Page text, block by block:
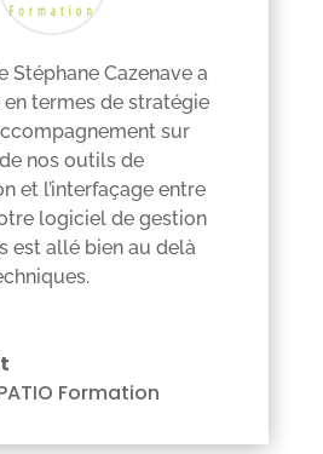
Stéphane Cazenave a
termes de stratégie
sur
nos outils de
et l’interfaçage entre
logiciel de gestion
est allé bien au delà
Formation